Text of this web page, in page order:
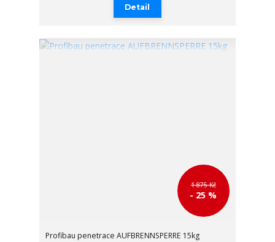
Detail
1 875 Kč
- 25 %
Profibau penetrace AUFBRENNSPERRE 15kg